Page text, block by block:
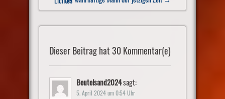
Dieser Beitrag hat 30 Kommentar(e)
Beutelsand2024sagt:
5. April 2024 um 0:54 Uhr